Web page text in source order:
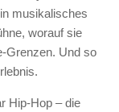
musikalisches
worauf sie
Grenzen. Und so
Hip-Hop – die